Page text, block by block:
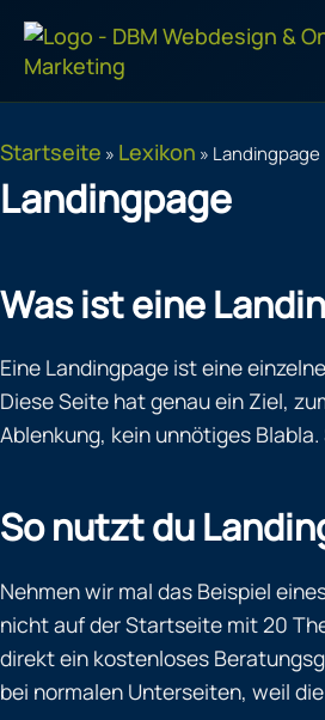
Inhalt
springen
Startseite » Lexikon » Landingpage
Landingpage
Was ist eine
Eine Landingpage ist eine
Diese Seite hat genau ein Ziel,
Ablenkung, kein unnötiges
So nutzt du
Nehmen wir mal das Beispiel
nicht auf der Startseite mit 20
direkt ein kostenloses
bei normalen Unterseiten, weil